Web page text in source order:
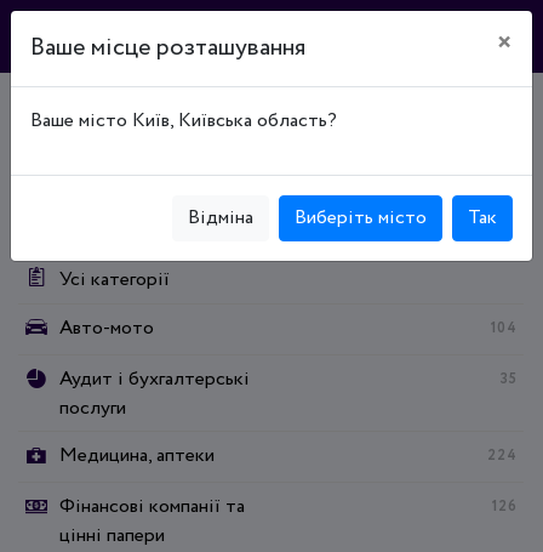
Каталог підприємств
Усі категорії
Авто-мото
104
Аудит і бухгалтерські
послуги
35
Медицина, аптеки 224
Фінансові компанії та
цінні папери
126
Ваше місце розташування ×
Ваше місто Київ, Київська область?
Відміна Виберіть місто Так